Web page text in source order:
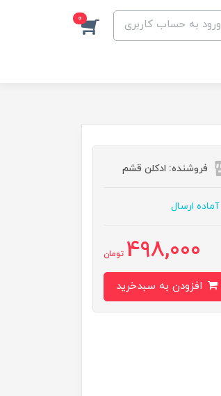
ورود به حساب کاربری 0
فروشنده: ادکلن قشم
آماده ارسال
498,000 تومان